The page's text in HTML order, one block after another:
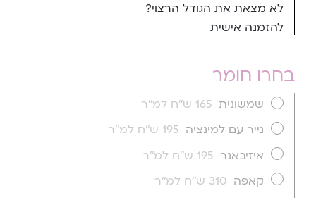
לא מצאת את הגודל הרצוי?
להזמנה אישית
בחרו חומר
שמשונית 165 ש''ח למ''ר
נייר עם למינציה 195 ש''ח למ''ר
איזיבאנר 195 ש''ח למ''ר
קאפה 310 ש''ח למ''ר